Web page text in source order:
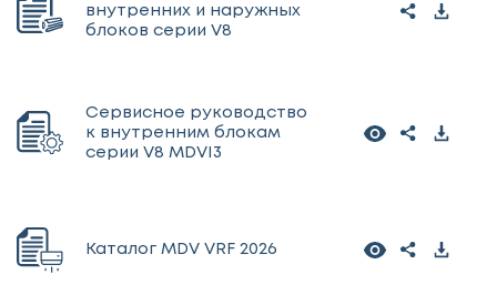
внутренних и наружных
блоков серии V8
Сервисное руководство
к внутренним блокам
серии V8 MDVI3
Каталог MDV VRF 2026